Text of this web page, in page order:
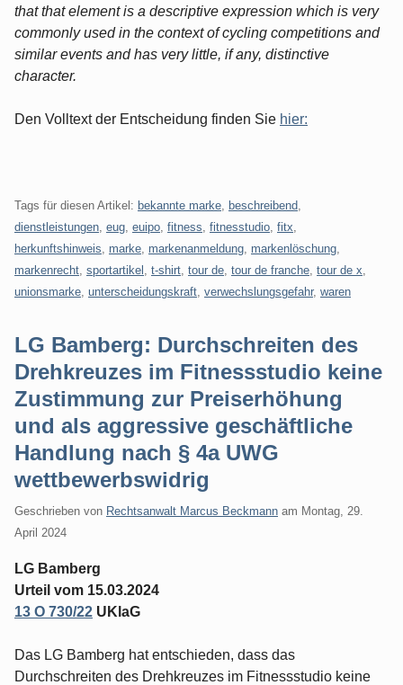
that that element is a descriptive expression which is very
commonly used in the context of cycling competitions and
similar events and has very little, if any, distinctive
character.
Den Volltext der Entscheidung finden Sie hier:
Tags für diesen Artikel: bekannte marke beschreibend
dienstleistungen eug euipo fitness fitnesstudio fitx
herkunftshinweis
marke markenanmeldung markenlöschung
markenrecht sportartikel t-shirt tour de tour de franche tour de x
unionsmarke unterscheidungskraft verwechslungsgefahr, waren
LG Bamberg: Durchschreiten des
Drehkreuzes im Fitnessstudio keine
Zustimmung zur Preiserhöhung
und als aggressive geschäftliche
Handlung nach § 4a UWG
wettbewerbswidrig
Geschrieben von Rechtsanwalt Marcus Beckmann am Montag, 29.
April 2024
LG Bamberg
Urteil vom 15.03.2024
13 O 730/22 UKlaG
Das LG Bamberg hat entschieden, dass das
Durchschreiten des Drehkreuzes im Fitnessstudio keine